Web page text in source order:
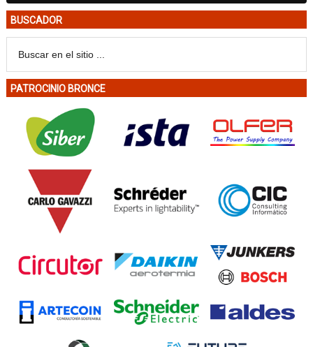
BUSCADOR
PATROCINIO BRONCE